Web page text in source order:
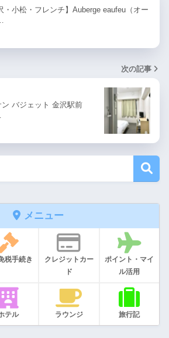
・小松・フレンチ】Auberge eaufeu（オー
次の記事
ン バジェット 金沢駅前
メニュー
税手続き
クレジットカー
ド
ポイント・マイ
ル活用
テル ラウンジ 旅行記